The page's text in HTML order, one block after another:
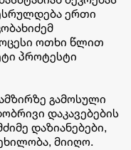
ერთი
ოთხი წლით
პროტესტი
გამოსული
დაკავებების
დაზიანებები,
მიიღო.